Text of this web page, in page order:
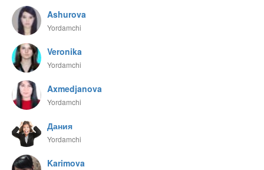
Ashurova
Yordamchi
Veronika
Yordamchi
Axmedjanova
Yordamchi
Дания
Yordamchi
Karimova